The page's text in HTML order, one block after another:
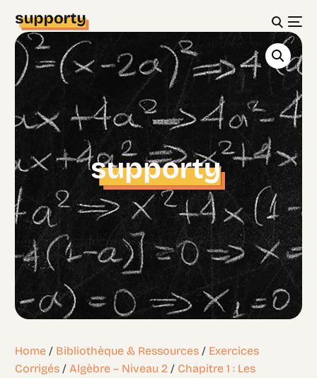
Home / Bibliothèque & Ressources / Exercices
Corrigés / Algèbre – Niveau 2 / Chapitre 1 : Les